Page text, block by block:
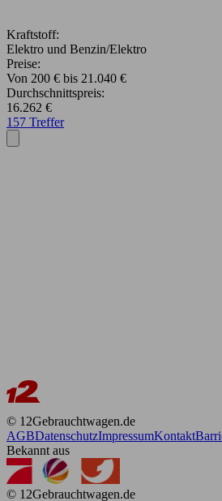
Kraftstoff:
Elektro und Benzin/Elektro
Preise:
Von 200 € bis 21.040 €
Durchschnittspreis:
16.262 €
157 Treffer
© 12Gebrauchtwagen.de
AGBDatenschutzImpressumKontakt
Bekannt aus
© 12Gebrauchtwagen.de